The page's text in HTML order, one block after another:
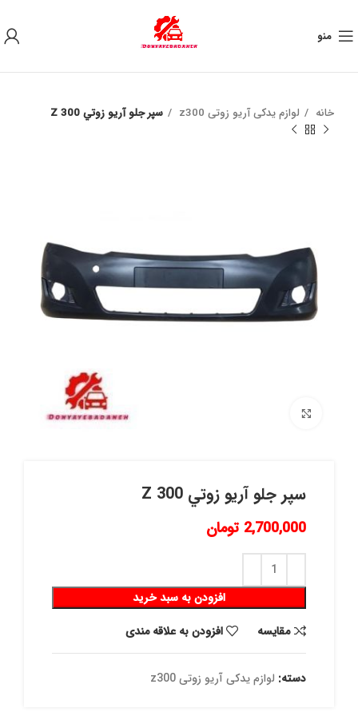
منو
خانه لوازم یدکی آریو زوتی z300 سپر جلو آريو زوتي Z 300
سپر جلو آريو زوتي Z 300
2,700,000 تومان
افزودن به سبد خرید
مقايسه
افزودن به علاقه مندی
دسته: لوازم یدکی آریو زوتی z300
به علت نوسان ارز ، لطفا قبل از خرید تماس بگیرید.